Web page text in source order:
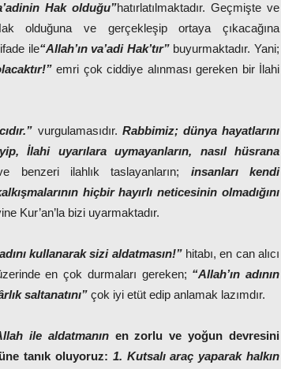
Hak olduğu”hatırlatılmaktadır. Geçmişte ve
olduğuna ve gerçekleşip ortaya çıkacağına
ile“Allah’ın va’adi Hak’tır”buyurmaktadır. Yani;
emri çok ciddiye alınması gereken bir İlahi
vurgulamasıdır. Rabbimiz; dünya hayatlarını
İlahi uyarılara uymayanların, nasıl hüsrana
benzeri ilahlık taslayanların; insanları kendi
hiçbir hayırlı neticesinin olmadığını
Kur’an’la bizi uyarmaktadır.
kullanarak sizi aldatmasın!”hitabı, en can alıcı
en çok durmaları gereken; “Allah’ın adının
saltanatını” çok iyi etüt edip anlamak lazımdır.
ile aldatmanın en zorlu ve yoğun devresini
tanık oluyoruz: 1. Kutsalı araç yaparak halkın